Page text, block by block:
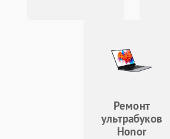
Ремонт
ультрабуков
Honor